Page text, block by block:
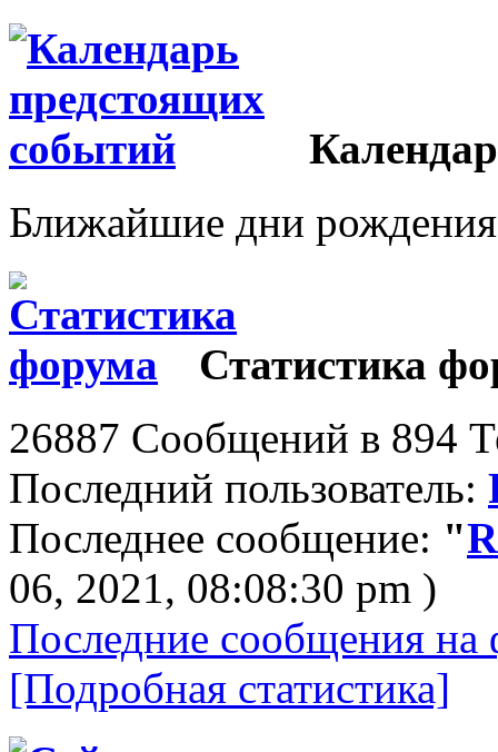
Ближайшие дни
Статистика
26887 Сообщений в 894
Последний пользователь:
Последнее сообщение: "
06, 2021, 08:08:30 pm )
Последние сообщения на
[Подробная статистика]